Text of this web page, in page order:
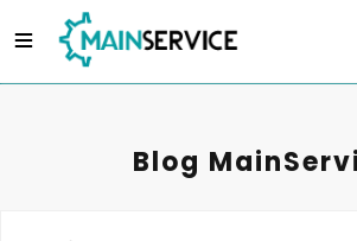
Blog